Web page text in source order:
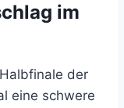
im
der
eine schwere